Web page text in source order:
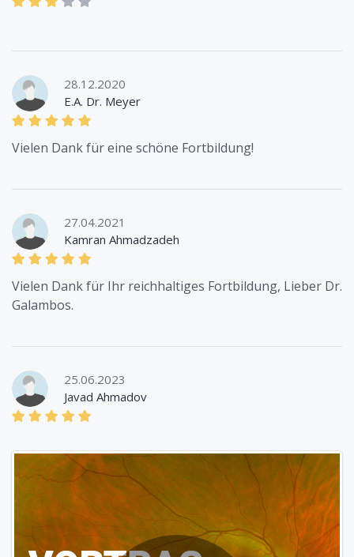
28.12.2020
E.A. Dr. Meyer
Vielen Dank für eine schöne Fortbildung!
27.04.2021
Kamran Ahmadzadeh
Vielen Dank für Ihr reichhaltiges Fortbildung, Lieber Dr.
Galambos.
25.06.2023
Javad Ahmadov
04.12.2025
Anonyme Bewertung